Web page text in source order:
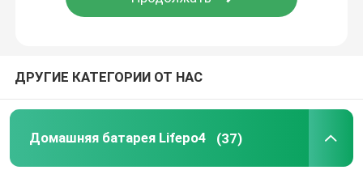
ДРУГИЕ КАТЕГОРИИ ОТ НАС
Домашняя батарея Lifepo4 (37)